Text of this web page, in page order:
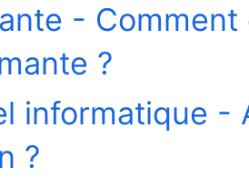
-
?
informatique -
?